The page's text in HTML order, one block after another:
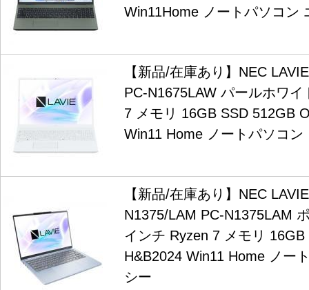
Win11Home ノートパソコン
【新品/在庫あり】NEC
PC-N1675LAW パールホワ
7 メモリ 16GB SSD 512GB
Win11 Home ノートパソコン
【新品/在庫あり】NEC
N1375/LAM PC-N1375LAM
インチ Ryzen 7 メモリ
H&B2024 Win11 Home ノー
シー